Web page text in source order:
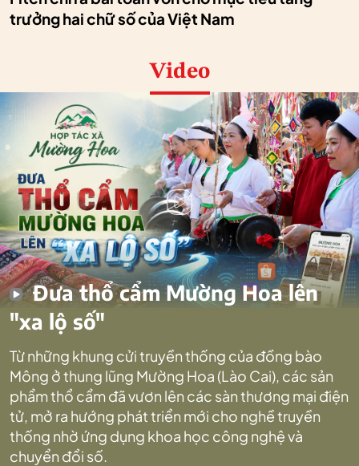
trưởng hai chữ số của Việt Nam
Video
Đưa thổ cẩm Mường Hoa lên
"xa lộ số"
Từ những khung cửi truyền thống của đồng bào
Mông ở thung lũng Mường Hoa (Lào Cai), các sản
phẩm thổ cẩm đã vươn lên các sàn thương mại điện
tử, mở ra hướng phát triển mới cho nghề truyền
thống nhờ ứng dụng khoa học công nghệ và
chuyển đổi số.